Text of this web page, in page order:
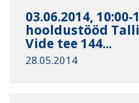
03.06.2014, 10:00-
hooldustööd
Vide tee 144...
28.05.2014